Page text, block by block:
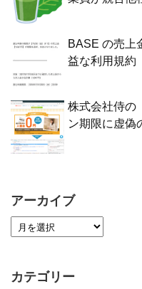
BASE の売上
益な利用規約
株式会社侍の
ン期限に虚偽
アーカイブ
カテゴリー